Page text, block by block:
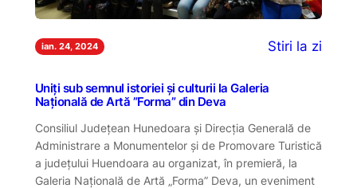
ian. 24, 2024 Stiri la zi
Uniți sub semnul istoriei și culturii la Galeria
Națională de Artă ”Forma” din Deva
Consiliul Județean Hunedoara și Direcția Generală de
Administrare a Monumentelor și de Promovare Turistică
a județului Huendoara au organizat, în premieră, la
Galeria Națională de Artă „Forma” Deva, un eveniment